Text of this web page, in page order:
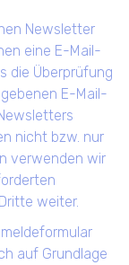
Newsletter
eine E-Mail-
die Überprüfung
E-Mail-
nicht bzw. nur
verwenden wir
weiter.
auf Grundlage